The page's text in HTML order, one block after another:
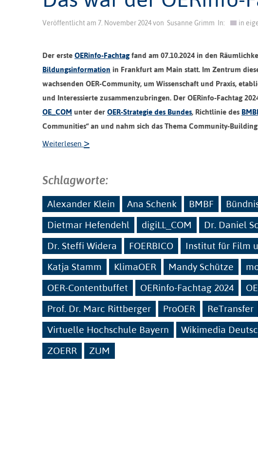
Veröffentlicht am 7. November 2024von Susanne Grimm In: in
Der erste OERinfo-Fachtagfand am 07.10.2024 in den
Bildungsinformation in Frankfurt am Main statt. Im Zentrum
wachsenden OER-Community, um Wissenschaft und Praxis,
und Interessierte zusammenzubringen. Der OERinfo-Fachtag
OE_COM unter der OER-Strategie des Bundes, Richtlinie des
Communities“ an und nahm sich das Thema Community-
Weiterlesen >
Schlagworte:
Alexander Klein Ana Schenk BMBF
Dietmar Hefendehl
digiLL_COM Dr. Daniel
Dr. Steffi Widera
FOERBICO
Institut für Film
Katja Stamm
KlimaOER Mandy Schütze
OER-Contentbuffet
OERinfo-Fachtag 2024
Prof. Dr. Marc Rittberger
ProOER ReTransfer
Virtuelle Hochschule Bayern
Wikimedia
ZOERR
ZUM